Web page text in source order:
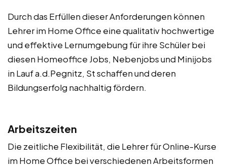
Durch das Erfüllen dieser Anforderungen können
Lehrer im Home Office eine qualitativ hochwertige
und effektive Lernumgebung für ihre Schüler bei
diesen Homeoffice Jobs, Nebenjobs und Minijobs
in Lauf a.d.Pegnitz, St schaffen und deren
Bildungserfolg nachhaltig fördern.
Arbeitszeiten
Die zeitliche Flexibilität, die Lehrer für Online-Kurse
im Home Office bei verschiedenen Arbeitsformen